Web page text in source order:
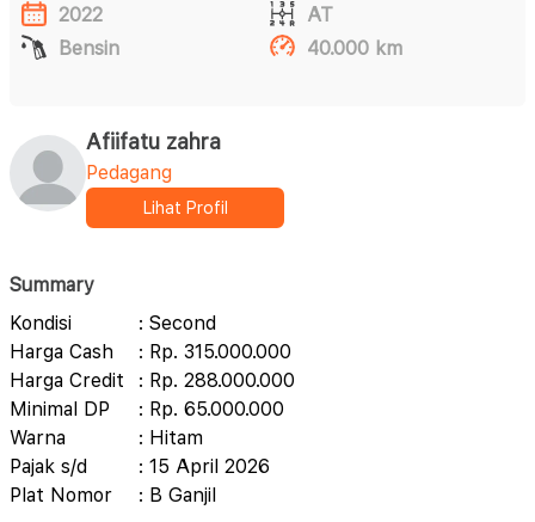
2022
AT
Bensin
40.000 km
Afiifatu zahra
Pedagang
Lihat Profil
Summary
Kondisi
: Second
Harga Cash
: Rp. 315.000.000
Harga Credit
: Rp. 288.000.000
Minimal DP
: Rp. 65.000.000
Warna
: Hitam
Pajak s/d
: 15 April 2026
Plat Nomor
: B Ganjil